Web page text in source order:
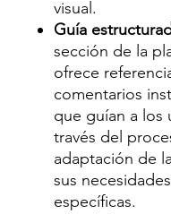
visual.
Guía
sección de la
ofrece
comentarios
que guían a los
través del
adaptación de
sus necesidades
específicas.